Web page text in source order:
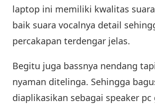
laptop ini memiliki kwalitas
baik suara vocalnya detail
percakapan terdengar jelas.
Begitu juga bassnya nendang
nyaman ditelinga. Sehingga
diaplikasikan sebagai speaker pc